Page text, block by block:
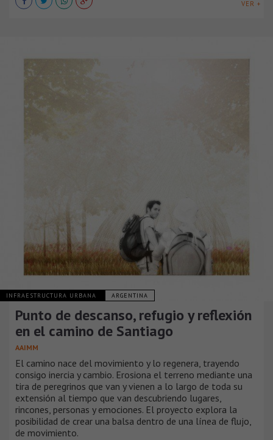
VER +
INFRAESTRUCTURA URBANA ARGENTINA
Punto de descanso, refugio y reflexión
en el camino de Santiago
AAIMM
El camino nace del movimiento y lo regenera, trayendo
consigo inercia y cambio. Erosiona el terreno mediante una
tira de peregrinos que van y vienen a lo largo de toda su
extensión al tiempo que van descubriendo lugares,
rincones, personas y emociones. El proyecto explora la
posibilidad de crear una balsa dentro de una línea de flujo,
de movimiento.